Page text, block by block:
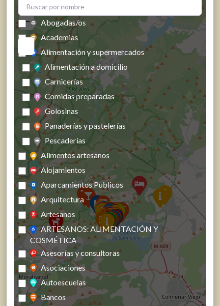
+
−
Abogadas/os
Academias
Alimentación y supermercados
Alimentación a domicilio
Carnicerías
Comidas preparadas
Golosinas
Panaderías y pastelerías
Pescaderías
Alimentos artesanos
Alojamientos
Aparcamientos Publicos
Arquitectura
Artesanos
ARTESANOS: ALIMENTACIÓN Y
COSMÉTICA
Asesorías y consultoras
Asociaciones
Autoescuelas
Bancos